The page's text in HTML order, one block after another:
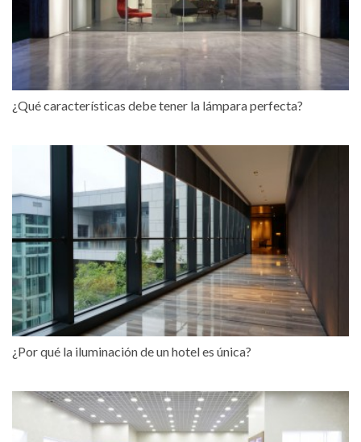
¿Qué características debe tener la lámpara perfecta?
¿Por qué la iluminación de un hotel es única?